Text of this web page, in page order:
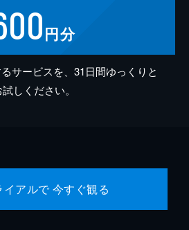
円分
サービスを、31日間ゆっくりと
試しください。
アルで 今すぐ観る